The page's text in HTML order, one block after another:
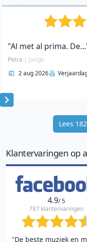
"Al met al prima.
Petra | Jarige
2 aug 2026
Item
Klantervaringen op
4.9/ 5
787 klantervaringen
"De beste muziek en